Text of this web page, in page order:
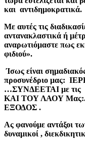
και αντιδημοκρατικά.
Με αυτές τις
αντανακλαστικά ή
αναρωτιόμαστε πως
φιδιού».
Ίσως είναι
προσυνέδριο μας:
…ΣΥΝΔΕΕΤΑΙ με
ΚΑΙ ΤΟΥ ΛΑΟΥ
ΕΞΟΔΟΣ .
Ας φανούμε αντάξοι
δυναμικοί ,